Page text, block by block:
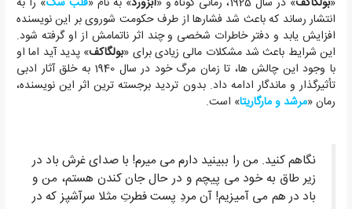
انتشار رساند که باعث شد فشارها از طرف حکومت شوروی بر این نویسنده
افزایش یابد و دفتر خاطرات شخصی و چند اثر ناتمامش از او گرفته شود.
این شرایط باعث شد مشکلات مالی زیادی برای «بولگاکف» پدید آید اما او
با وجود این چالش ها، تا زمان مرگ خود در سال 1940 به خلق آثار ادبی
تأثیرگذار و ماندگار ادامه داد. بدون تردید برجسته ترین اثر این نویسنده،
رمان «مرشد و مارگاریتا» است.
نگاهم کنید. من را ببینید دارم می میرم! با صدای غرش باد در
زیر طاق به خود می پیچم و در حال جان کندن هستم، من و
باد در هم می آمیزیم! آن مردِ پست فطرتِ مثلا سرآشپز که در